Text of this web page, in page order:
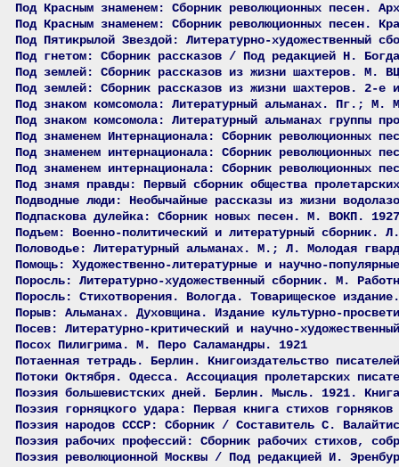
Под Красным знаменем: Сборник революционных песен.
Под Красным знаменем: Сборник революционных песен.
Под Пятикрылой Звездой: Литературно-художественный
Под гнетом: Сборник рассказов / Под редакцией Н.
Под землей: Сборник рассказов из жизни шахтеров. М.
Под землей: Сборник рассказов из жизни шахтеров. 2-е
Под знаком комсомола: Литературный альманах. Пг.; М.
Под знаком комсомола: Литературный альманах группы
Под знаменем Интернационала: Сборник революционных
Под знаменем интернационала: Сборник революционных
Под знаменем интернационала: Сборник революционных
Под знамя правды: Первый сборник общества
Подводные люди: Необычайные рассказы из жизни
Подпаскова дулейка: Сборник новых песен. М. ВОКП.
Подъем: Военно-политический и литературный сборник.
Половодье: Литературный альманах. М.; Л. Молодая
Помощь: Художественно-литературные и научно-
Поросль: Литературно-художественный сборник. М.
Поросль: Стихотворения. Вологда. Товарищеское
Порыв: Альманах. Духовщина. Издание культурно-
Посев: Литературно-критический и научно-
Посох Пилигрима. М. Перо Саламандры. 1921
Потаенная тетрадь. Берлин. Книгоиздательство
Потоки Октября. Одесса. Ассоциация пролетарских
Поэзия большевистских дней. Берлин. Мысль. 1921.
Поэзия горняцкого удара: Первая книга стихов
Поэзия народов СССР: Сборник / Составитель С.
Поэзия рабочих профессий: Сборник рабочих стихов,
Поэзия революционной Москвы / Под редакцией И.